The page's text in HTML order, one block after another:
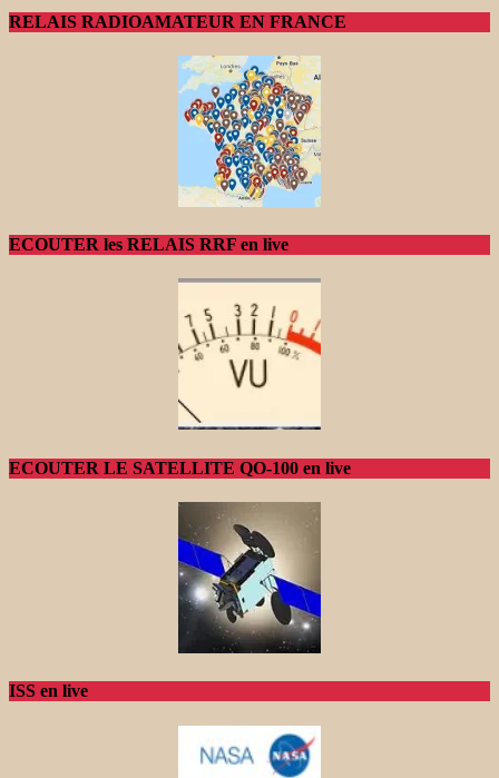
RELAIS RADIOAMATEUR EN FRANCE
ECOUTER les RELAIS RRF en live
ECOUTER LE SATELLITE QO-100 en live
ISS en live